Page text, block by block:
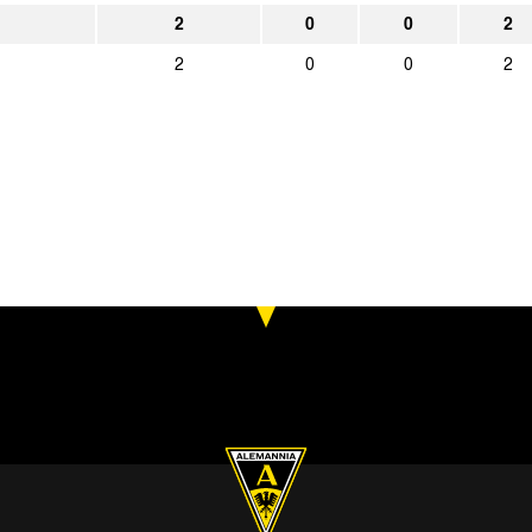
1:2
2 0 0 2
2 0 0 2